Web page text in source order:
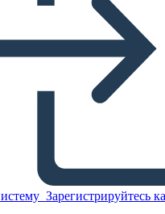
Зарегистрируйтесь
dei Rifugiati